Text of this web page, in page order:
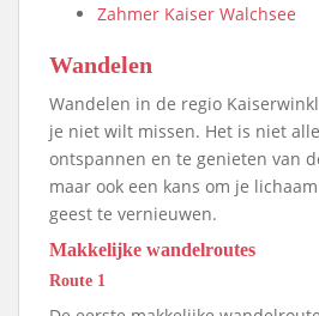
Zahmer Kaiser Walchsee
Wandelen
Wandelen in de regio
je niet wilt missen. Het is niet
ontspannen en te genieten van
maar ook een kans om je
geest te vernieuwen.
Makkelijke wandelroutes
Route 1